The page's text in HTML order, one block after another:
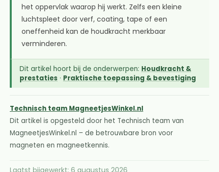
het oppervlak waarop hij werkt. Zelfs een kleine
luchtspleet door verf, coating, tape of een
oneffenheid kan de houdkracht merkbaar
verminderen.
Dit artikel hoort bij de onderwerpen: Houdkracht &
prestaties · Praktische toepassing & bevestiging
Technisch team MagneetjesWinkel.nl
Dit artikel is opgesteld door het Technisch team van
MagneetjesWinkel.nl – de betrouwbare bron voor
magneten en magneetkennis.
Laatst bijgewerkt: 6 augustus 2026